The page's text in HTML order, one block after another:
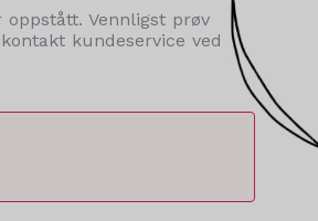
Vennligst prøv
kundeservice ved